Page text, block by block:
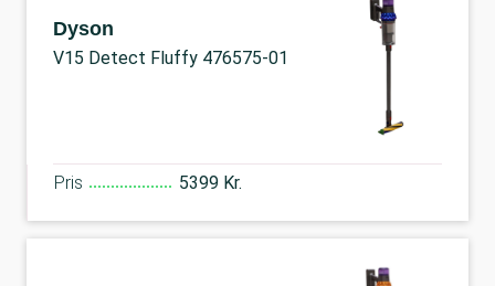
Dyson
V15 Detect Fluffy 476575-01
Pris 5399 Kr.